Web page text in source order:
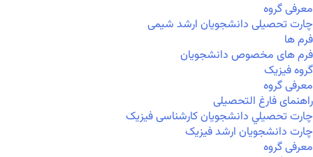
معرفی گروه
چارت تحصیلی دانشجویان ارشد شیمی
فرم ها
فرم های مخصوص دانشجویان
گروه فیزیک
معرفی گروه
راهنمای فارغ التحصیلی
چارت تحصيلي دانشجویان کارشناسی فیزیک
چارت دانشجویان ارشد فیزیک
معرفی گروه